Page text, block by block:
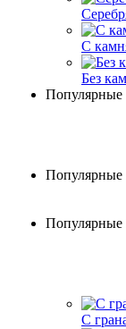
С
Без
Популярные
Популярные
Популярные
С